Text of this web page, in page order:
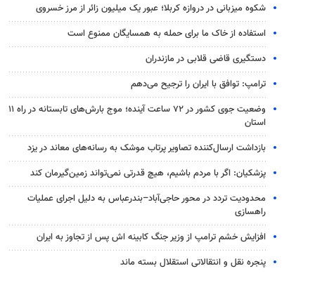
شکوه میزبانی در دروازه کربلا؛ عبور یک میلیون زائر از مرز خسروی
استفاده از خاک ما برای حمله به همسایگان ممنوع است
دستگیری قاضی قلابی در مازندران
ترامپ: توافق با ایران را ترجیح می‌دهم
وضعیت جوی کشور در ۷۲ ساعت آینده؛ موج بارش‌های تابستانه در راه ۱۱
استان
بازداشت ارسال‌کننده تصاویر پرتاب موشک به رسانه‌های معاند در یزد
پزشکیان: اگر با مردم باشیم، هیچ قدرتی نمی‌تواند زمین‌گیرمان کند
محدودیت تردد در محور حاجی‌آباد–بندرعباس به دلیل اجرای عملیات
راهسازی
افزایش خشم ترامپ از وزیر جنگ کابینه اش پس از تجاوز به ایران
پنجره‌ نقل و انتقالاتی استقلال بسته ماند